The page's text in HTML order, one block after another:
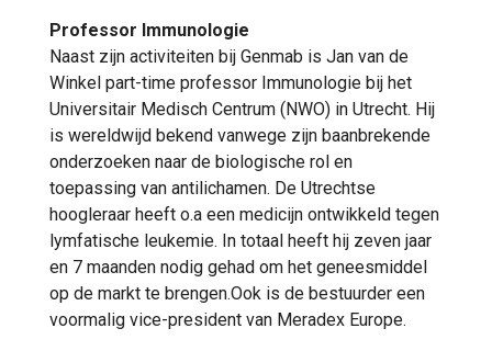
Professor Immunologie
Naast zijn activiteiten bij Genmab is Jan van de
Winkel part-time professor Immunologie bij het
Universitair Medisch Centrum (NWO) in Utrecht. Hij
is wereldwijd bekend vanwege zijn baanbrekende
onderzoeken naar de biologische rol en
toepassing van antilichamen. De Utrechtse
hoogleraar heeft o.a een medicijn ontwikkeld tegen
lymfatische leukemie. In totaal heeft hij zeven jaar
en 7 maanden nodig gehad om het geneesmiddel
op de markt te brengen.Ook is de bestuurder een
voormalig vice-president van Meradex Europe.